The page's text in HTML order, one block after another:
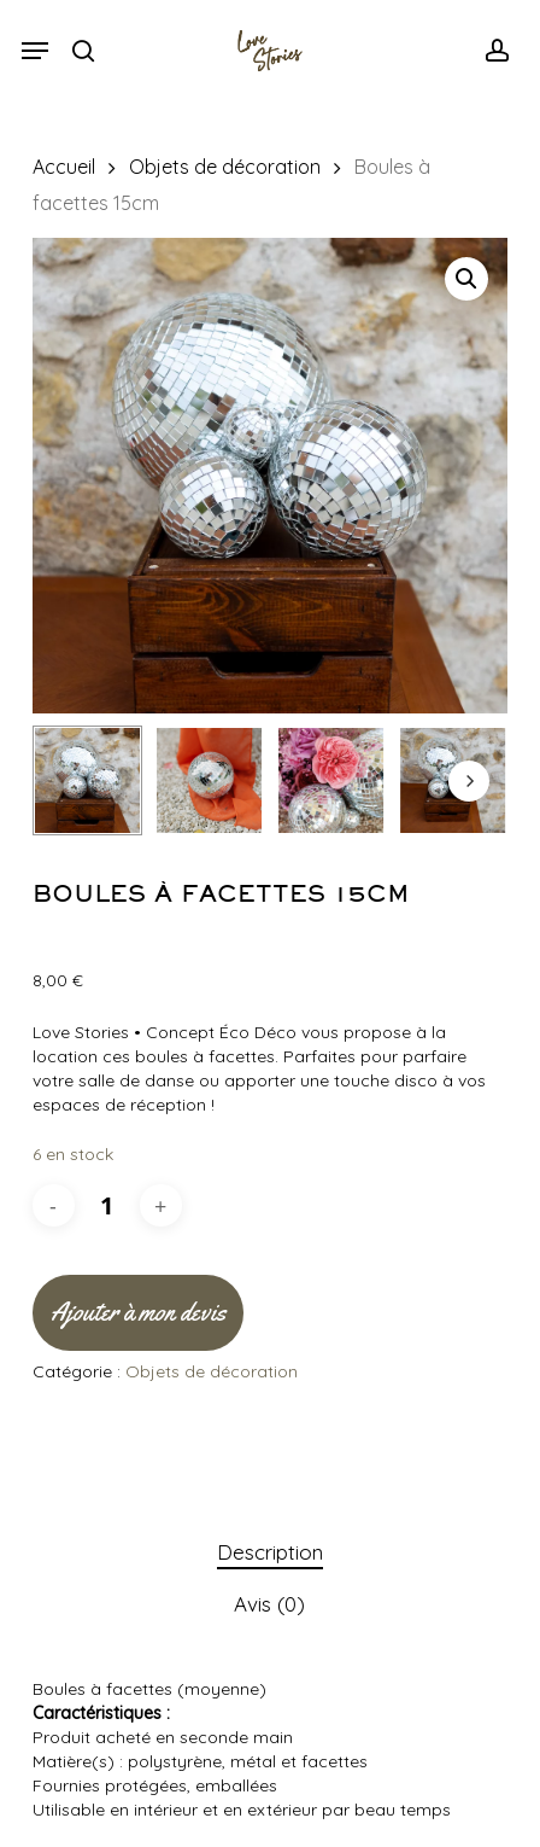
search
Menu
Accueil Objets de décoration
Boules à
facettes 15cm
BOULES À FACETTES 15CM
8,00 €
Love Stories • Concept Éco Déco vous propose à la
location ces boules à facettes. Parfaites pour parfaire
votre salle de danse ou apporter une touche disco à vos
espaces de réception !
6 en stock
Ajouter à mon devis
Catégorie : Objets de décoration
Description
Avis (0)
Boules à facettes (moyenne)
Caractéristiques :
Produit acheté en seconde main
Matière(s) : polystyrène, métal et facettes
Fournies protégées, emballées
Utilisable en intérieur et en extérieur par beau temps